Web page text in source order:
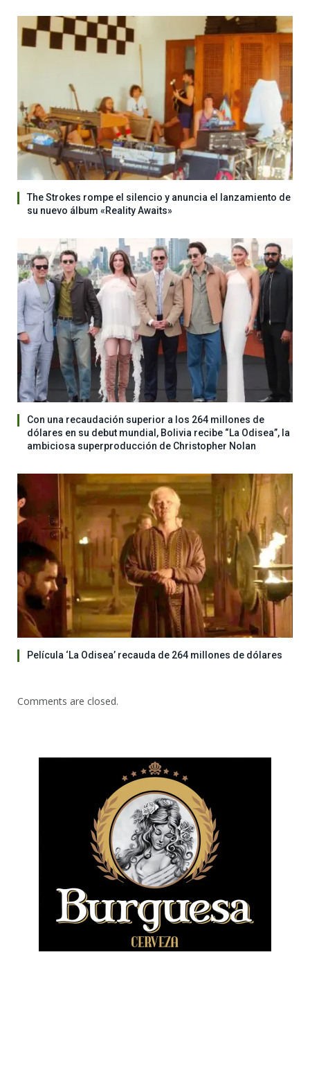
The Strokes rompe el silencio y anuncia el lanzamiento de
su nuevo álbum «Reality Awaits»
Con una recaudación superior a los 264 millones de
dólares en su debut mundial, Bolivia recibe “La Odisea”, la
ambiciosa superproducción de Christopher Nolan
Película ‘La Odisea’ recauda de 264 millones de dólares
Comments are closed.